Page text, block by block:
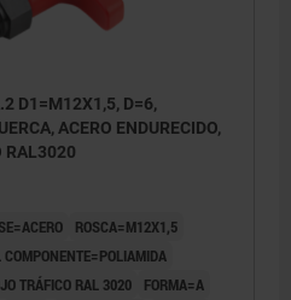
D1=M12X1,5, D=6,
ACERO ENDURECIDO,
RAL3020
ROSCA=M12X1,5
COMPONENTE=POLIAMIDA
TRÁFICO RAL 3020
FORMA=A